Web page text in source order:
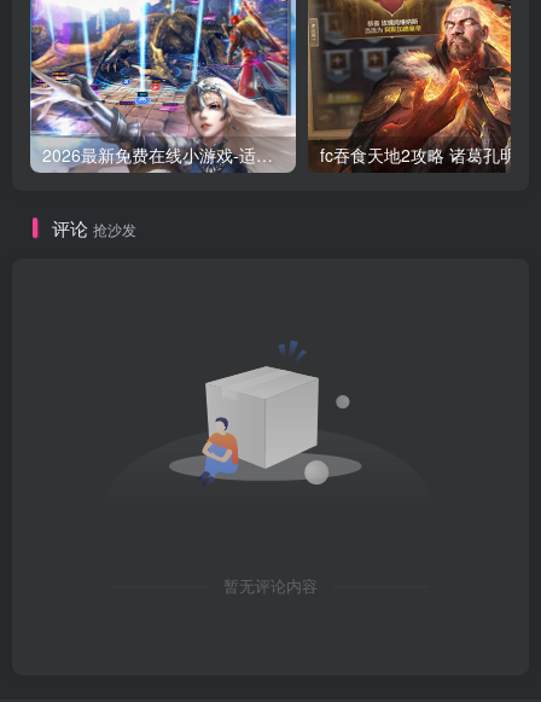
2026最新免费在线小游戏-适合摸鱼解压的休闲神作盘点
评论 抢沙发
暂无评论内容